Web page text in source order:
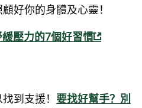
好你的身體及心靈！
壓力的7個好習慣
到支援！ 要找好幫手？別